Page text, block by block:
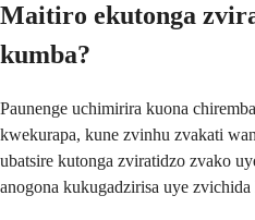
Maitiro ekutonga
kumba?
Paunenge uchimirira kuona
kwekurapa, kune zvinhu zvakati
ubatsire kutonga zviratidzo zvako
anogona kukugadzirisa uye